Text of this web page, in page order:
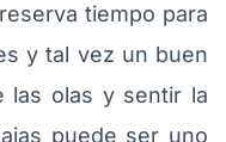
tiempo para
y tal vez un buen
las olas y sentir la
puede ser uno